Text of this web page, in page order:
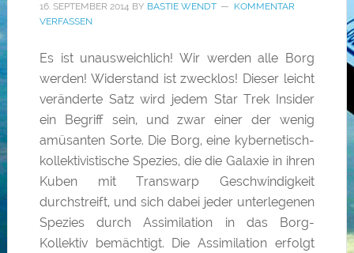
16. SEPTEMBER 2014 BY BASTIE WENDT
KOMMENTAR
VERFASSEN
Es ist unausweichlich! Wir werden alle Borg
werden! Widerstand ist zwecklos! Dieser leicht
veränderte Satz wird jedem Star Trek Insider
ein Begriff sein, und zwar einer der wenig
amüsanten Sorte. Die Borg, eine kybernetisch-
kollektivistische Spezies, die die Galaxie in ihren
Kuben mit Transwarp Geschwindigkeit
durchstreift, und sich dabei jeder unterlegenen
Spezies durch Assimilation in das Borg-
Kollektiv bemächtigt. Die Assimilation erfolgt